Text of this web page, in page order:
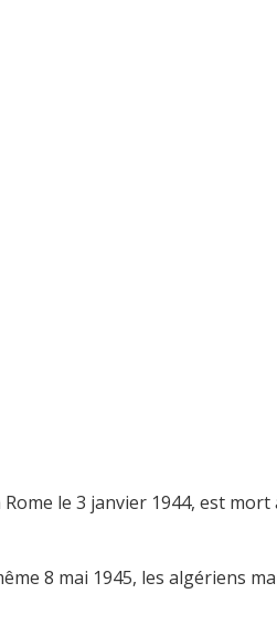
le 3 janvier 1944, est
8 mai 1945, les algériens